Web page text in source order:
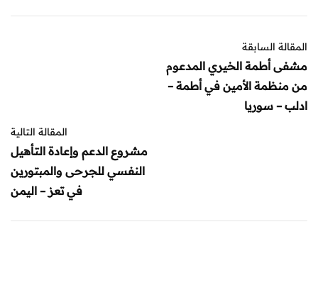
المقالة السابقة
مشفى أطمة الخيري المدعوم
من منظمة الأمين في أطمة –
ادلب – سوريا
المقالة التالية
مشروع الدعم وإعادة التأهيل
النفسي للجرحى والمبتورين
في تعز – اليمن